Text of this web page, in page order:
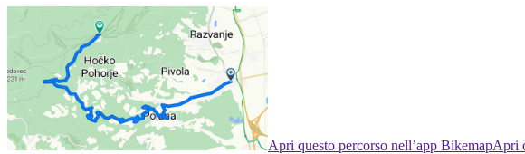
Apri questo percorso nell’app BikemapApri